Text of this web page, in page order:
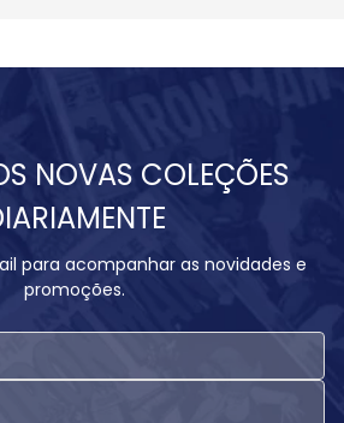
NOVAS COLEÇÕES
para acompanhar as novidades e
promoções.